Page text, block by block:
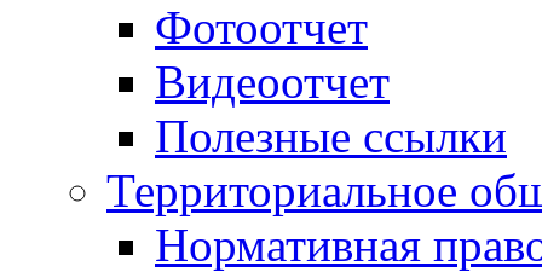
Фотоотчет
Видеоотчет
Полезные ссылки
Территориальное
Нормативная